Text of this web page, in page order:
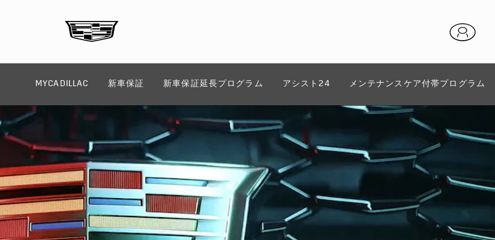
MYCADILLAC 新車保証 新車保証延長プログラム アシスト24 メンテナンスケア付帯プログラム